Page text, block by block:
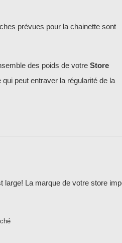
prévues pour la chainette sont
des poids de votre Store
peut entraver la régularité de la
La marque de votre store